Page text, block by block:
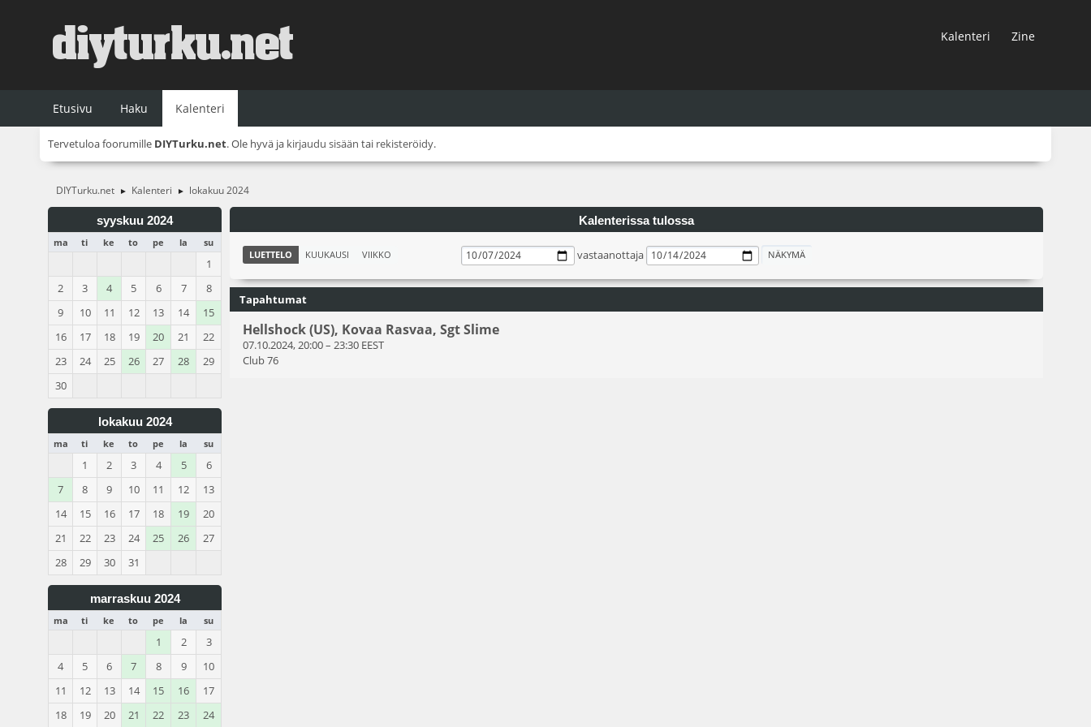
Kalenteri Zine
Etusivu Haku Kalenteri
Tervetuloa foorumille DIYTurku.net. Ole hyvä ja kirjaudu sisään tai rekisteröidy.
DIYTurku.net ► Kalenteri ► lokakuu 2024
syyskuu 2024
ma ti ke to pe la su
1
2
3 4 5 6 7
8
9
10 11 12 13 14
15
16
17 18 19 20 21
22
23
24 25 26 27 28
29
30
lokakuu 2024
ma ti ke to pe la su
1 2 3 4 5
6
7
8 9 10 11 12
13
14
15 16 17 18 19
20
21
22 23 24 25 26
27
28
29 30 31
marraskuu 2024
ma ti ke to pe la su
1 2
3
4
5 6 7 8 9
10
11
12 13 14 15 16
17
18
19 20 21 22 23 24
Kalenterissa tulossa
LUETTELO KUUKAUSI VIIKKO vastaanottaja
Tapahtumat
Hellshock (US), Kovaa Rasvaa, Sgt Slime
07.10.2024, 20:00– 23:30 EEST
Club 76